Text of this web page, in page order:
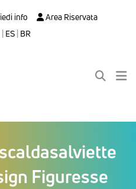
info
Area Riservata
| ES| BR
Figuresse